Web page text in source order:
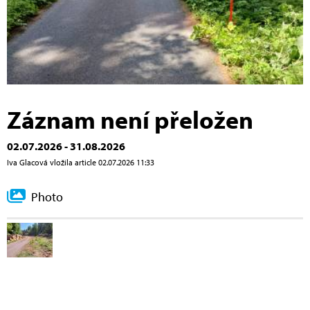
Záznam není přeložen
02.07.2026 - 31.08.2026
Iva Glacová vložila article 02.07.2026 11:33
Photo